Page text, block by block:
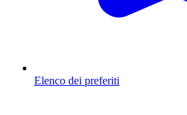
Elenco dei preferiti